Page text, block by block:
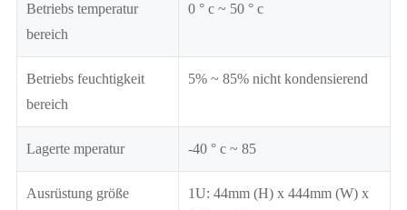
Betriebs temperatur
bereich
0 ° c ~ 50 ° c
Betriebs feuchtigkeit
bereich
5% ~ 85% nicht kondensierend
Lagerte mperatur -40 ° c ~ 85
Ausrüstung größe
1U: 44mm (H) x 444mm (W) x